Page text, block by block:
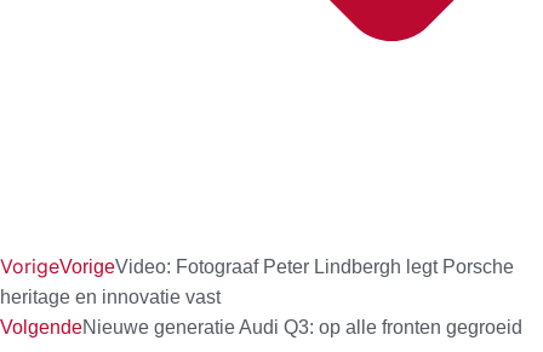
VorigeVorigeVideo: Fotograaf Peter Lindbergh legt Porsche
heritage en innovatie vast
VolgendeNieuwe generatie Audi Q3: op alle fronten gegroeid